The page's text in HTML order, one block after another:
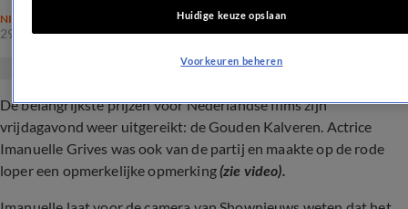
NIEUWS
29 sep 2023, 22:36
De belangrijkste prijzen voor Nederlandse films zijn
vrijdagavond weer uitgereikt: de Gouden Kalveren. Actrice
Imanuelle Grives was ook van de partij en maakte op de rode
loper een opmerkelijke opmerking(zie video).
Huidige keuze opslaan
Voorkeuren beheren